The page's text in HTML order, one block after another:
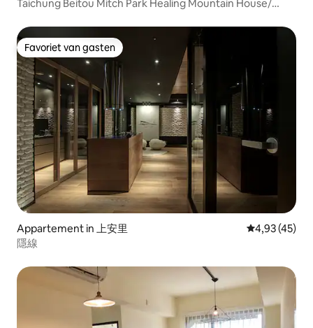
Taichung Beitou Mitch Park Healing Mountain House/
Favoriet van gasten
Favoriet van gasten
Appartement in 上安里 Gemiddelde
4,93 (45)
隱線